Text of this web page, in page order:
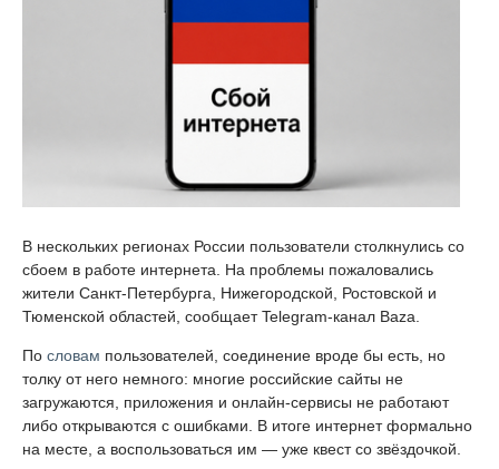
В нескольких регионах России пользователи столкнулись со
сбоем в работе интернета. На проблемы пожаловались
жители Санкт-Петербурга, Нижегородской, Ростовской и
Тюменской областей, сообщает Telegram-канал Baza.
По словам пользователей, соединение вроде бы есть, но
толку от него немного: многие российские сайты не
загружаются, приложения и онлайн-сервисы не работают
либо открываются с ошибками. В итоге интернет формально
на месте, а воспользоваться им — уже квест со звёздочкой.